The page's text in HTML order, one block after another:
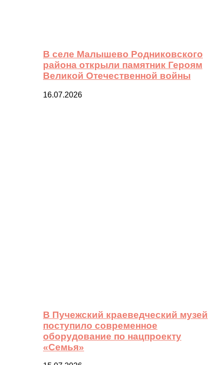
В селе Малышево Родниковского
района открыли памятник Героям
Великой Отечественной войны
16.07.2026
В Пучежский краеведческий музей
поступило современное
оборудование по нацпроекту
«Семья»